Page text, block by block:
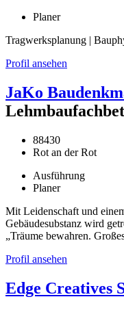
Planer
Tragwerksplanung |
Profil ansehen
JaKo
88430
Rot an der Rot
Ausführung
Planer
Mit Leidenschaft und
Gebäudesubstanz wird
„Träume bewahren.
Profil ansehen
Edge Creatives